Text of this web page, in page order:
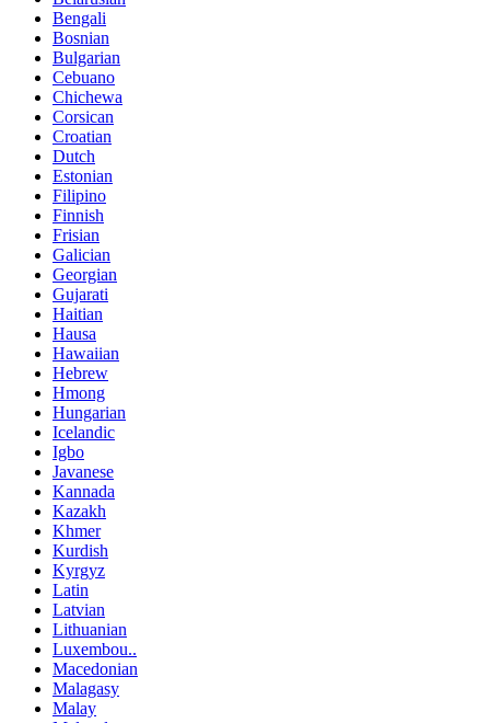
Bengali
Bosnian
Bulgarian
Cebuano
Chichewa
Corsican
Croatian
Dutch
Estonian
Filipino
Finnish
Frisian
Galician
Georgian
Gujarati
Haitian
Hausa
Hawaiian
Hebrew
Hmong
Hungarian
Icelandic
Igbo
Javanese
Kannada
Kazakh
Khmer
Kurdish
Kyrgyz
Latin
Latvian
Lithuanian
Luxembou..
Macedonian
Malagasy
Malay